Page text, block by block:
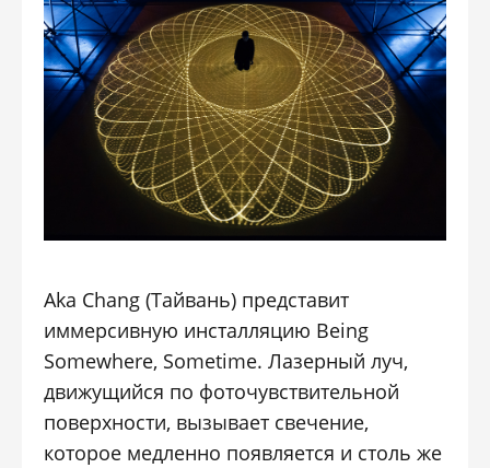
Aka Chang (Тайвань) представит
иммерсивную инсталляцию Being
Somewhere, Sometime. Лазерный луч,
движущийся по фоточувствительной
поверхности, вызывает свечение,
которое медленно появляется и столь же